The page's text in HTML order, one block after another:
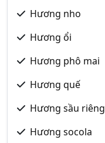
Hương nho
Hương ổi
Hương phô mai
Hương quế
Hương sầu riêng
Hương socola